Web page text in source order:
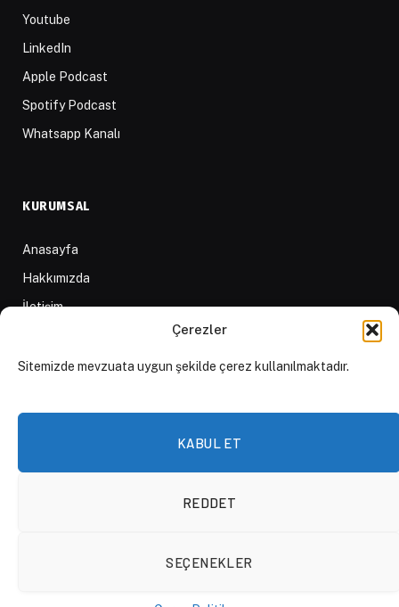
Çerezler
Sitemizde mevzuata uygun şekilde çerez kullanılmaktadır.
KABUL ET
REDDET
SEÇENEKLER
Youtube
LinkedIn
Apple Podcast
Spotify Podcast
Whatsapp Kanalı
KURUMSAL
Anasayfa
Hakkımızda
İletişim
D84 Yayınları
Çerez Politikası